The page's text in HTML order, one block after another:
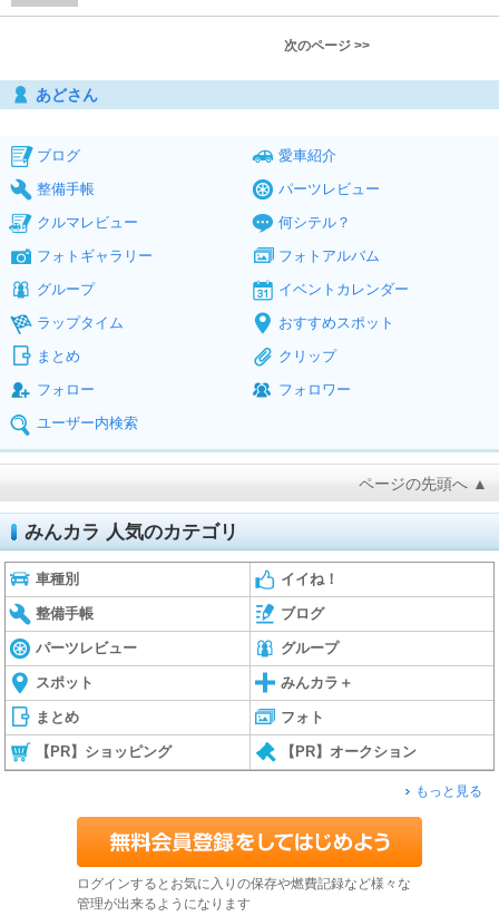
次のページ >>
あどさん
ブログ
愛車紹介
整備手帳
パーツレビュー
クルマレビュー
何シテル？
フォトギャラリー
フォトアルバム
グループ
イベントカレンダー
ラップタイム
おすすめスポット
まとめ
クリップ
フォロー
フォロワー
ユーザー内検索
ページの先頭へ ▲
みんカラ 人気のカテゴリ
車種別 イイね！
整備手帳 ブログ
パーツレビュー グループ
スポット みんカラ＋
まとめ フォト
【PR】ショッピング 【PR】オークション
もっと見る
ログインするとお気に入りの保存や燃費記録など様々な
管理が出来るようになります